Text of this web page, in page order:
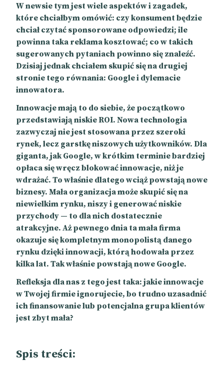
W newsie tym jest wiele aspektów i zagadek,
które chciałbym omówić: czy konsument będzie
chciał czytać sponsorowane odpowiedzi; ile
powinna taka reklama kosztować; co w takich
sugerowanych pytaniach powinno się znaleźć.
Dzisiaj jednak chciałem skupić się na drugiej
stronie tego równania: Google i dylemacie
innowatora.
Innowacje mają to do siebie, że początkowo
przedstawiają niskie ROI. Nowa technologia
zazwyczaj nie jest stosowana przez szeroki
rynek, lecz garstkę niszowych użytkowników. Dla
giganta, jak Google, w krótkim terminie bardziej
opłaca się wręcz blokować innowacje, niż je
wdrażać. To właśnie dlatego wciąż powstają nowe
biznesy. Mała organizacja może skupić się na
niewielkim rynku, niszy i generować niskie
przychody — to dla nich dostatecznie
atrakcyjne. Aż pewnego dnia ta mała firma
okazuje się kompletnym monopolistą danego
rynku dzięki innowacji, którą hodowała przez
kilka lat. Tak właśnie powstają nowe Google.
Refleksja dla nas z tego jest taka: jakie innowacje
w Twojej firmie ignorujecie, bo trudno uzasadnić
ich finansowanie lub potencjalna grupa klientów
jest zbyt mała?
Spis treści: